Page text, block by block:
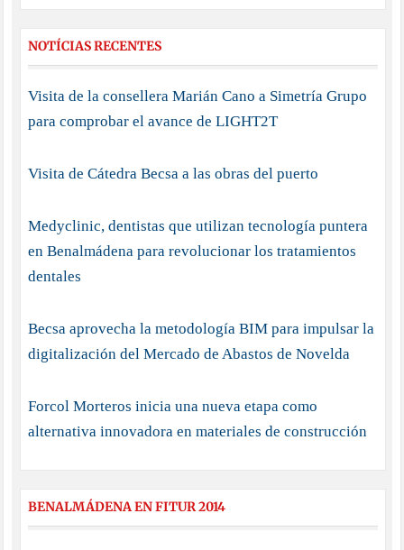
NOTÍCIAS RECENTES
Visita de la consellera Marián Cano a Simetría Grupo
para comprobar el avance de LIGHT2T
Visita de Cátedra Becsa a las obras del puerto
Medyclinic, dentistas que utilizan tecnología puntera
en Benalmádena para revolucionar los tratamientos
dentales
Becsa aprovecha la metodología BIM para impulsar la
digitalización del Mercado de Abastos de Novelda
Forcol Morteros inicia una nueva etapa como
alternativa innovadora en materiales de construcción
BENALMÁDENA EN FITUR 2014